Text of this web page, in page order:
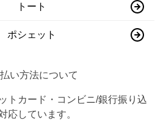
トート
ポシェット
い方法について
トカード・コンビニ/銀行振り込
応しています。